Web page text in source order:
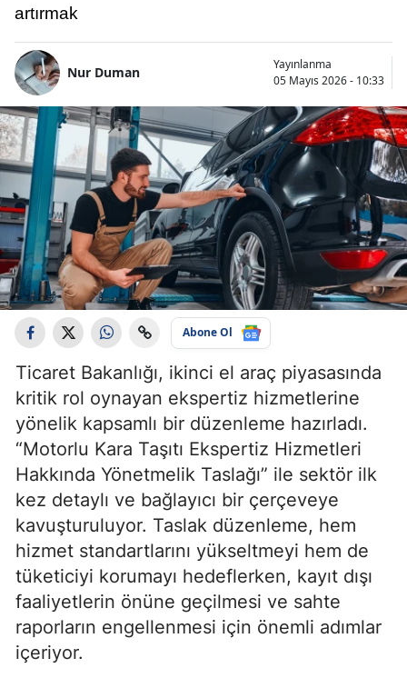
artırmak
Nur Duman
Yayınlanma
05 Mayıs 2026 - 10:33
Abone Ol
Ticaret Bakanlığı, ikinci el araç piyasasında
kritik rol oynayan ekspertiz hizmetlerine
yönelik kapsamlı bir düzenleme hazırladı.
“Motorlu Kara Taşıtı Ekspertiz Hizmetleri
Hakkında Yönetmelik Taslağı” ile sektör ilk
kez detaylı ve bağlayıcı bir çerçeveye
kavuşturuluyor. Taslak düzenleme, hem
hizmet standartlarını yükseltmeyi hem de
tüketiciyi korumayı hedeflerken, kayıt dışı
faaliyetlerin önüne geçilmesi ve sahte
raporların engellenmesi için önemli adımlar
içeriyor.